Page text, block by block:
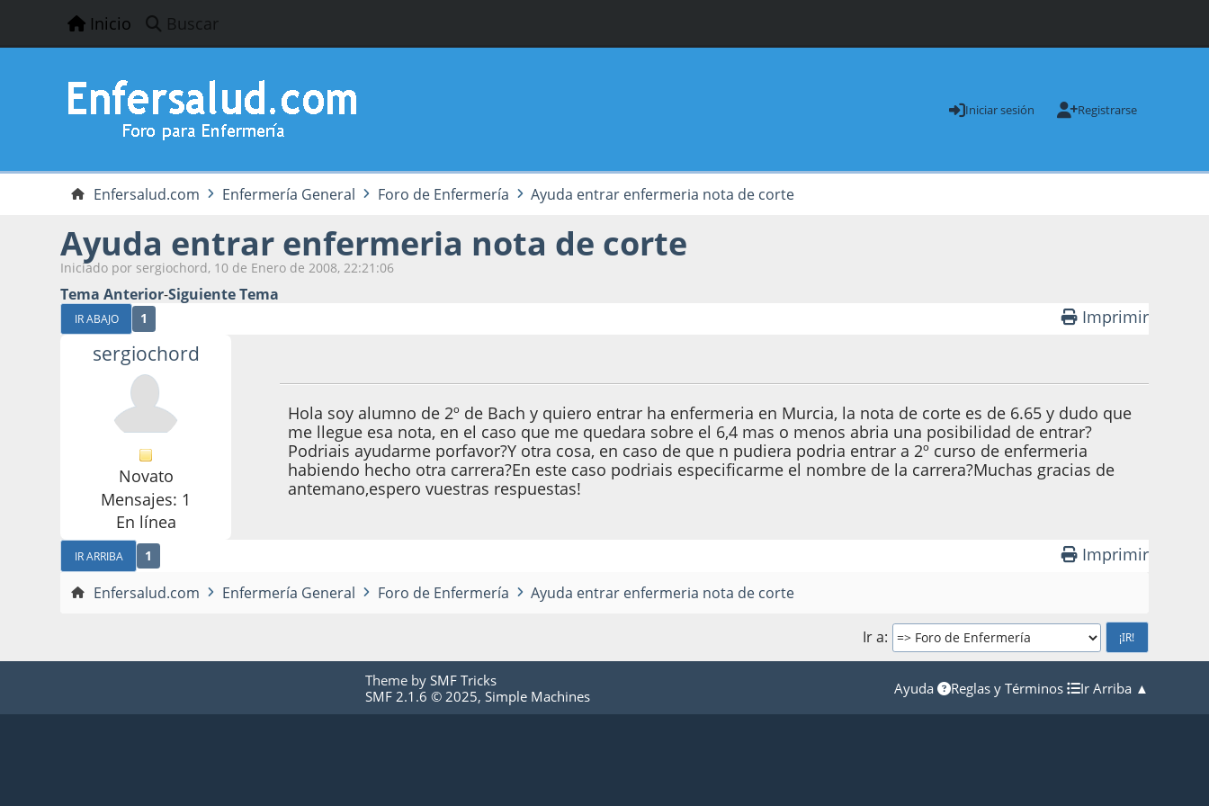
Inicio Buscar
Iniciar sesión Registrarse
Enfersalud.com Enfermería General Foro de Enfermería Ayuda entrar enfermeria nota de corte
Ayuda entrar enfermeria nota de corte
Iniciado por sergiochord, 10 de Enero de 2008, 22:21:06
Tema Anterior-Siguiente Tema
IR ABAJO 1 Imprimir
sergiochord
Novato
Mensajes: 1
En línea
Hola soy alumno de 2º de Bach y quiero entrar ha enfermeria en Murcia, la nota de corte es de 6.65 y dudo que
me llegue esa nota, en el caso que me quedara sobre el 6,4 mas o menos abria una posibilidad de entrar?
Podriais ayudarme porfavor?Y otra cosa, en caso de que n pudiera podria entrar a 2º curso de enfermeria
habiendo hecho otra carrera?En este caso podriais especificarme el nombre de la carrera?Muchas gracias de
antemano,espero vuestras respuestas!
IR ARRIBA 1 Imprimir
Enfersalud.com Enfermería General Foro de Enfermería Ayuda entrar enfermeria nota de corte
Ir a
Theme by SMF Tricks
SMF 2.1.6 © 2025, Simple Machines Ayuda Reglas y Términos Ir Arriba ▲